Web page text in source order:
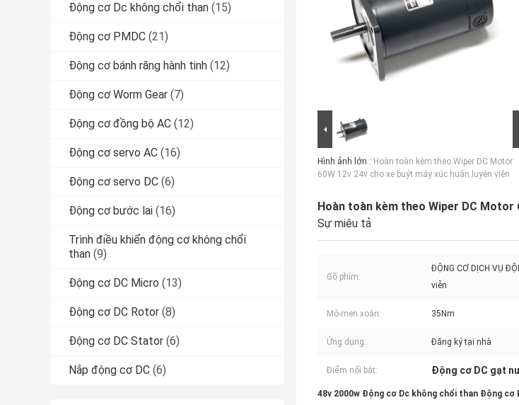
Động cơ Dc không chổi than (15)
Động cơ PMDC (21)
Động cơ bánh răng hành tinh (12)
Động cơ Worm Gear (7)
Động cơ đồng bộ AC (12)
Động cơ servo AC (16)
Động cơ servo DC (6)
Động cơ bước lai (16)
Trình điều khiển động cơ không chổi
than (9)
Động cơ DC Micro (13)
Động cơ DC Rotor (8)
Động cơ DC Stator (6)
Nắp động cơ DC (6)
Hình ảnh lớn : Hoàn toàn kèm theo Wiper DC Motor
60W 12v 24v cho xe buýt máy xúc huấn luyện viên
Hoàn toàn kèm theo Wiper DC Motor
Sự miêu tả
Gõ phím:
ĐỘNG CƠ DỊCH VỤ
viễn
Mô-men xoắn: 35Nm
Ứng dụng: Đăng ký tại nhà
Điểm nổi bật: Động cơ DC gạt
48v 2000w Động cơ Dc không chổi than Động cơ